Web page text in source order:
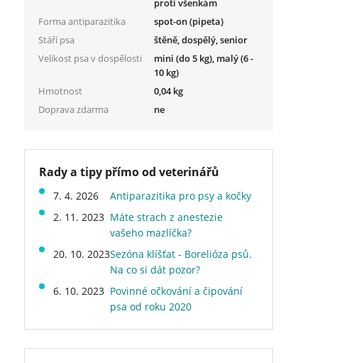
proti všenkám
Forma antiparazitika
spot-on (pipeta)
Stáří psa
štěně, dospělý, senior
Velikost psa v dospělosti
mini (do 5 kg), malý (6 -
10 kg)
Hmotnost
0,04 kg
Doprava zdarma
ne
Rady a tipy přímo od veterinářů
7. 4. 2026
Antiparazitika pro psy a kočky
2. 11. 2023 Máte strach z anestezie
vašeho mazlíčka?
20. 10. 2023Sezóna klíšťat - Borelióza psů.
Na co si dát pozor?
6. 10. 2023 Povinné očkování a čipování
psa od roku 2020